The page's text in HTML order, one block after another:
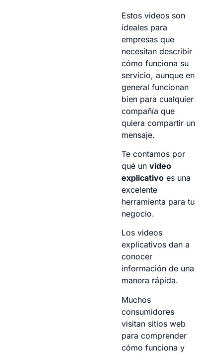
Estos videos son
ideales para
empresas que
necesitan describir
cómo funciona su
servicio, aunque en
general funcionan
bien para cualquier
compañía que
quiera compartir un
mensaje.
Te contamos por
qué un video
explicativo es una
excelente
herramienta para tu
negocio.
Los videos
explicativos dan a
conocer
información de una
manera rápida.
Muchos
consumidores
visitan sitios web
para comprender
cómo funciona y